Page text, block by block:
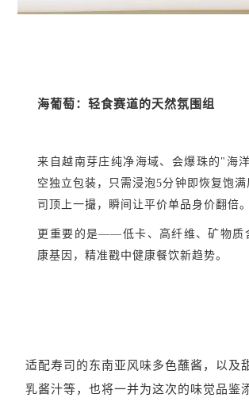
海葡萄：轻食赛道的天然氛围组
来自越南芽庄纯净海域、会爆珠的"海
空独立包装，只需浸泡5分钟即恢复饱
司顶上一撮，瞬间让平价单品身价翻倍。
更重要的是——低卡、高纤维、矿物质
康基因，精准戳中健康餐饮新趋势。
适配寿司的东南亚风味多色蘸酱，以及
乳酱汁等，也将一并为这次的味觉品鉴